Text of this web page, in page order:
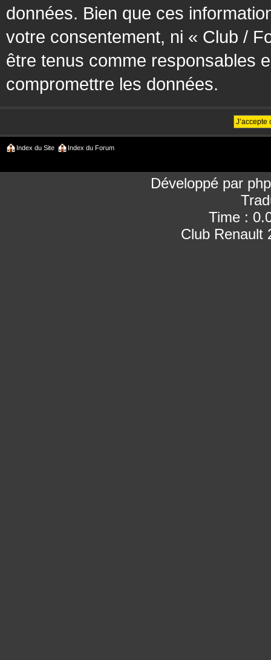
données. Bien que ces
votre consentement, ni « Club /
être tenus comme responsables
compromettre les données.
Index du Site Index du Forum
Développé par
Time :
Club Renault